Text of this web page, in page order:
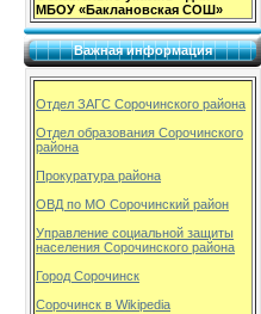
МБОУ «Баклановская СОШ»
Важная информация
Отдел ЗАГС Сорочинского района
Отдел образования Сорочинского
района
Прокуратура района
ОВД по МО Сорочинский район
Управление социальной защиты
населения Сорочинского района
Город Сорочинск
Сорочинск в Wikipedia